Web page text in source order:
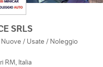
SRLS
/ Usate / Noleggio
RM, Italia